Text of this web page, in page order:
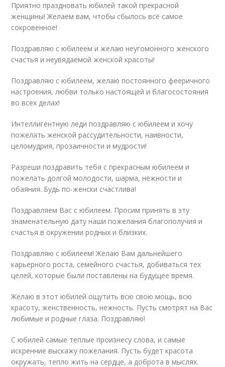
Приятно праздновать юбилей такой прекрасной
женщины! Желаем вам, чтобы сбылось всё самое
сокровенное!
Поздравляю с юбилеем и желаю неугомонного женского
счастья и неувядаемой женской красоты!
Поздравляю с юбилеем, желаю постоянного фееричного
настроения, любви только настоящей и благосостояния
во всех делах!
Интеллигентную леди поздравляю с юбилеем и хочу
пожелать женской рассудительности, наивности,
целомудрия, прозаичности и мудрости!
Разреши поздравить тебя с прекрасным юбилеем и
пожелать долгой молодости, шарма, нежности и
обаяния. Будь по-женски счастлива!
Поздравляем Вас с юбилеем. Просим принять в эту
знаменательную дату наши пожелания благополучия и
счастья в окружении родных и близких.
Поздравляю с юбилеем! Желаю Вам дальнейшего
карьерного роста, семейного счастья, добиваться тех
целей, которые были поставлены на будущее время.
Желаю в этот юбилей ощутить всю свою мощь, всю
красоту, женственность, нежность. Пусть смотрят на Вас
любимые и родные глаза. Поздравляю!
С юбилей самые теплые произнесу слова, и самые
искренние выскажу пожелания. Пусть будет красота
окружать, тепло жить на сердце, а доброта в мыслях.